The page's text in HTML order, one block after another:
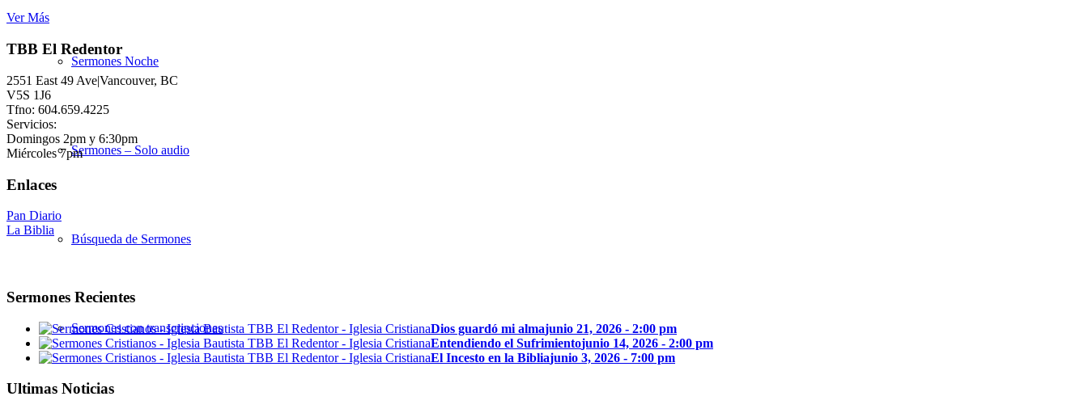
Sermones Noche
Sermones – Solo audio
Búsqueda de Sermones
Sermones con transcripciones
Ver Más
TBB El Redentor
2551 East 49 Ave|Vancouver, BC
V5S 1J6
Tfno: 604.659.4225
Servicios:
Domingos 2pm y 6:30pm
Miércoles 7pm
Enlaces
Pan Diario
La Biblia
Sermones Recientes
Dios guardó mi almajunio 21, 2026 - 2:00 pm
Entendiendo el Sufrimientojunio 14, 2026 - 2:00 pm
El Incesto en la Bibliajunio 3, 2026 - 7:00 pm
Ultimas Noticias